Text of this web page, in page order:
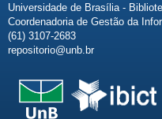
Universidade de Brasília -
Coordenadoria de Gestão da
(61) 3107-2683
repositorio@unb.br